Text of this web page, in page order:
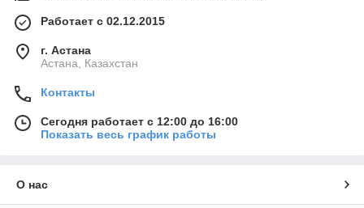
Работает с 02.12.2015
г. Астана
Астана, Казахстан
Контакты
Сегодня работает с 12:00 до 16:00
Показать весь график работы
О нас